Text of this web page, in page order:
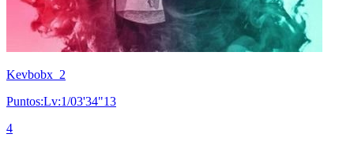
Kevbobx_2
Puntos:Lv:1/03'34"13
4